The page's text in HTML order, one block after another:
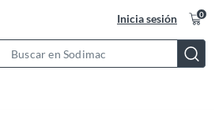
Inicia sesión 0
Bar